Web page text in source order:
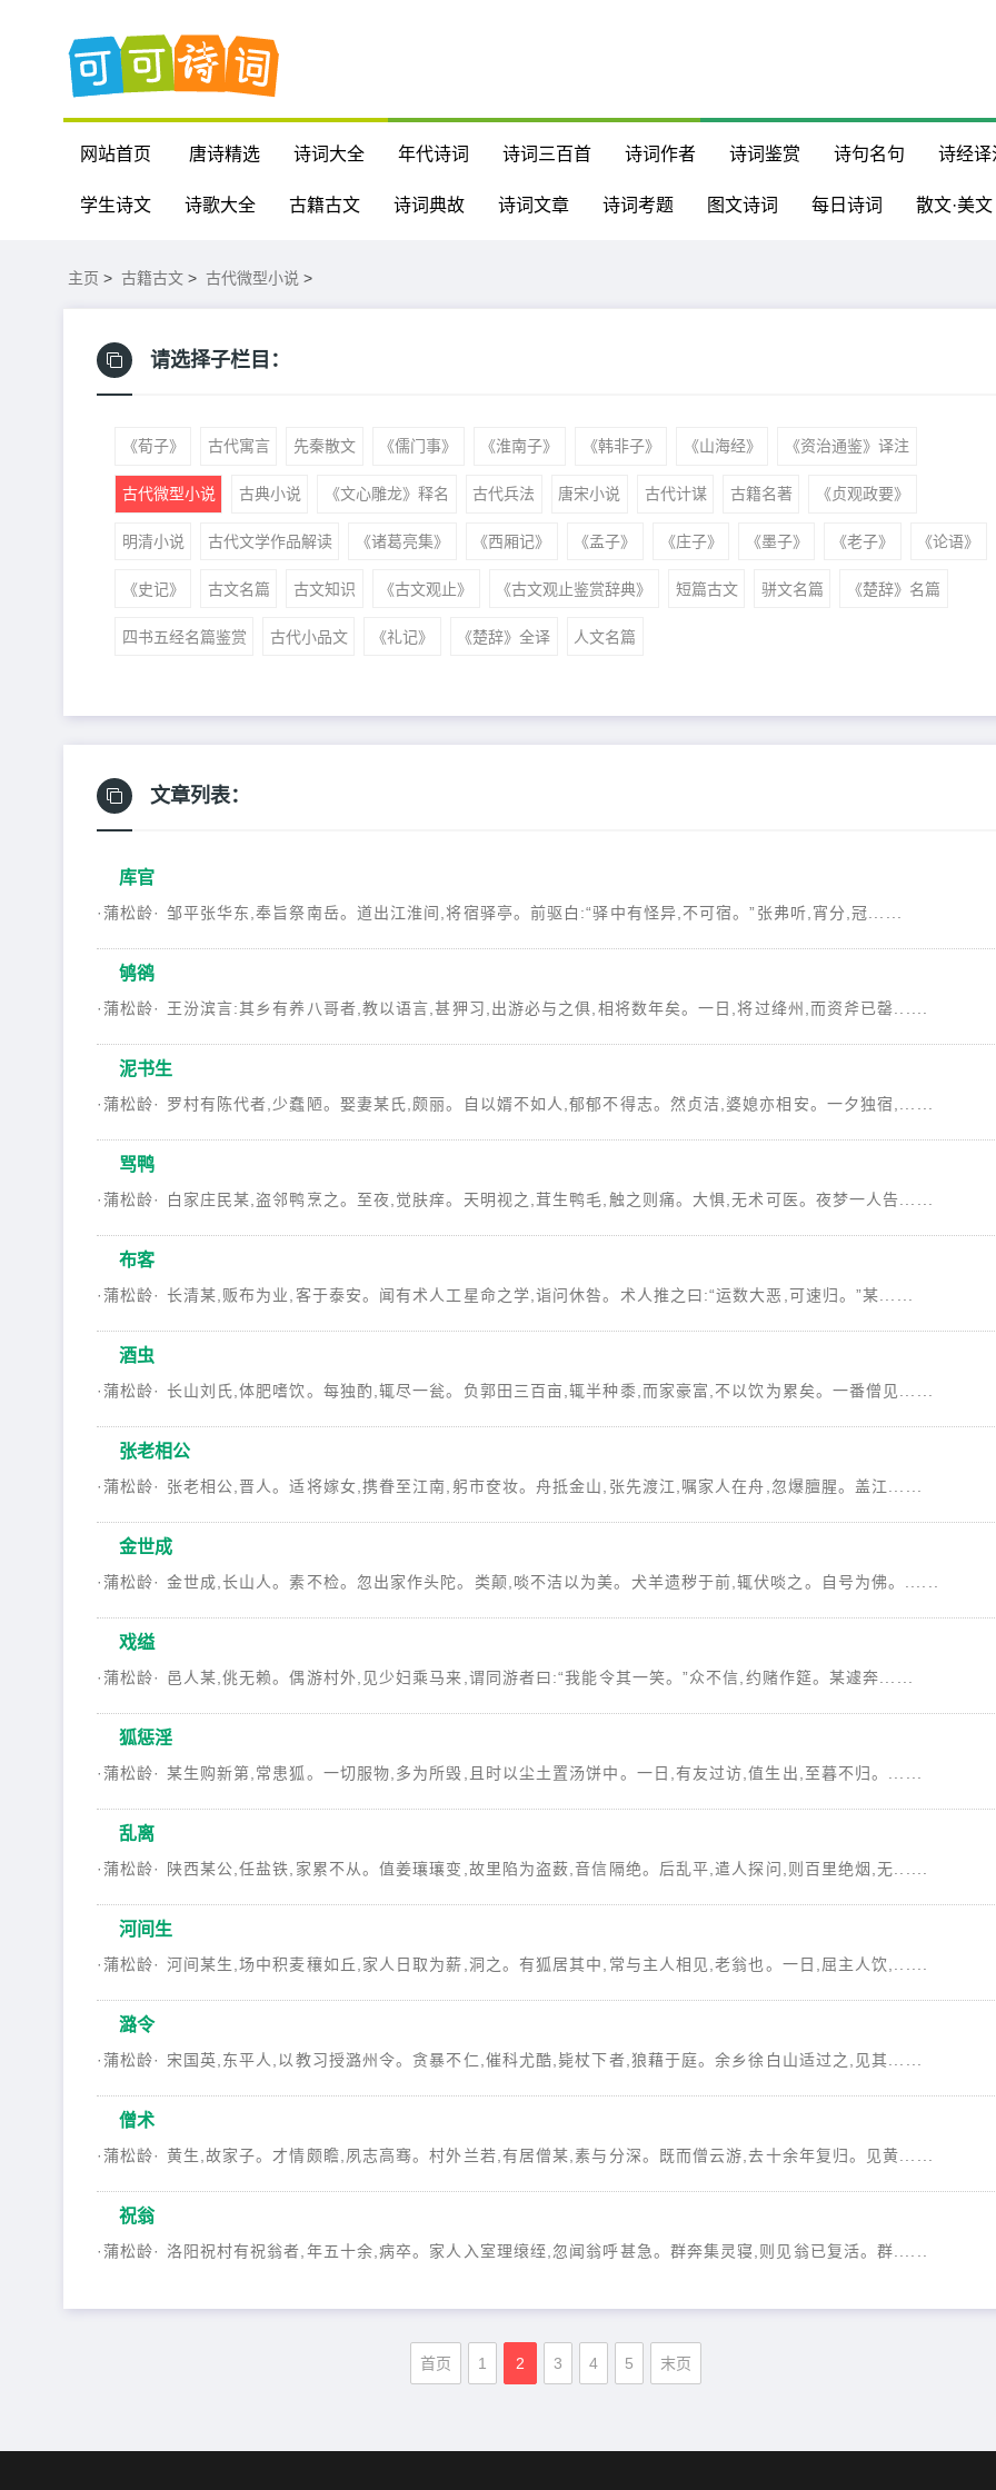
网站首页 唐诗精选 诗词大全 年代诗词 诗词三百首 诗词作者 诗词鉴赏 诗句名句 诗经译
学生诗文 诗歌大全 古籍古文 诗词典故 诗词文章 诗词考题 图文诗词 每日诗词 散文·美文
主页 > 古籍古文 > 古代微型小说 >
请选择子栏目：
《荀子》 古代寓言 先秦散文 《儒门事》 《淮南子》 《韩非子》 《山海经》 《资治通鉴》译注
古代微型小说 古典小说 《文心雕龙》释名 古代兵法 唐宋小说 古代计谋 古籍名著 《贞观政要》
明清小说 古代文学作品解读 《诸葛亮集》 《西厢记》 《孟子》 《庄子》 《墨子》 《老子》 《论语》
《史记》 古文名篇 古文知识 《古文观止》 《古文观止鉴赏辞典》 短篇古文 骈文名篇 《楚辞》名篇
四书五经名篇鉴赏 古代小品文 《礼记》 《楚辞》全译 人文名篇
文章列表：
库官
·蒲松龄· 邹平张华东,奉旨祭南岳。道出江淮间,将宿驿亭。前驱白:“驿中有怪异,不可宿。”张弗听,宵分,冠......
鸲鹆
·蒲松龄· 王汾滨言:其乡有养八哥者,教以语言,甚狎习,出游必与之俱,相将数年矣。一日,将过绛州,而资斧已罄......
泥书生
·蒲松龄· 罗村有陈代者,少蠢陋。娶妻某氏,颇丽。自以婿不如人,郁郁不得志。然贞洁,婆媳亦相安。一夕独宿,......
骂鸭
·蒲松龄· 白家庄民某,盗邻鸭烹之。至夜,觉肤痒。天明视之,茸生鸭毛,触之则痛。大惧,无术可医。夜梦一人告......
布客
·蒲松龄· 长清某,贩布为业,客于泰安。闻有术人工星命之学,诣问休咎。术人推之曰:“运数大恶,可速归。”某......
酒虫
·蒲松龄· 长山刘氏,体肥嗜饮。每独酌,辄尽一瓮。负郭田三百亩,辄半种黍,而家豪富,不以饮为累矣。一番僧见......
张老相公
·蒲松龄· 张老相公,晋人。适将嫁女,携眷至江南,躬市奁妆。舟抵金山,张先渡江,嘱家人在舟,忽爆膻腥。盖江......
金世成
·蒲松龄· 金世成,长山人。素不检。忽出家作头陀。类颠,啖不洁以为美。犬羊遗秽于前,辄伏啖之。自号为佛。......
戏缢
·蒲松龄· 邑人某,佻无赖。偶游村外,见少妇乘马来,谓同游者曰:“我能令其一笑。”众不信,约赌作筵。某遽奔......
狐惩淫
·蒲松龄· 某生购新第,常患狐。一切服物,多为所毁,且时以尘土置汤饼中。一日,有友过访,值生出,至暮不归。......
乱离
·蒲松龄· 陕西某公,任盐铁,家累不从。值姜瓖瓖变,故里陷为盗薮,音信隔绝。后乱平,遣人探问,则百里绝烟,无......
河间生
·蒲松龄· 河间某生,场中积麦穰如丘,家人日取为薪,洞之。有狐居其中,常与主人相见,老翁也。一日,屈主人饮,......
潞令
·蒲松龄· 宋国英,东平人,以教习授潞州令。贪暴不仁,催科尤酷,毙杖下者,狼藉于庭。余乡徐白山适过之,见其......
僧术
·蒲松龄· 黄生,故家子。才情颇瞻,夙志高骞。村外兰若,有居僧某,素与分深。既而僧云游,去十余年复归。见黄......
祝翁
·蒲松龄· 洛阳祝村有祝翁者,年五十余,病卒。家人入室理缞绖,忽闻翁呼甚急。群奔集灵寝,则见翁已复活。群......
首页 1 2 3 4 5 末页